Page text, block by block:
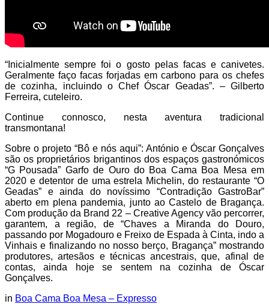
“Inicialmente sempre foi o gosto pelas facas e canivetes.
Geralmente faço facas forjadas em carbono para os chefes
de cozinha, incluindo o Chef Óscar Geadas”. – Gilberto
Ferreira, cuteleiro.
Continue connosco, nesta aventura tradicional
transmontana!
Sobre o projeto “Bô e nós aqui”: António e Óscar Gonçalves
são os proprietários brigantinos dos espaços gastronómicos
“G Pousada” Garfo de Ouro do Boa Cama Boa Mesa em
2020 e detentor de uma estrela Michelin, do restaurante “O
Geadas” e ainda do novíssimo “Contradição GastroBar”
aberto em plena pandemia, junto ao Castelo de Bragança.
Com produção da Brand 22 – Creative Agency vão percorrer,
garantem, a região, de “Chaves a Miranda do Douro,
passando por Mogadouro e Freixo de Espada à Cinta, indo a
Vinhais e finalizando no nosso berço, Bragança” mostrando
produtores, artesãos e técnicas ancestrais, que, afinal de
contas, ainda hoje se sentem na cozinha de Óscar
Gonçalves.
in Boa Cama Boa Mesa – Expresso